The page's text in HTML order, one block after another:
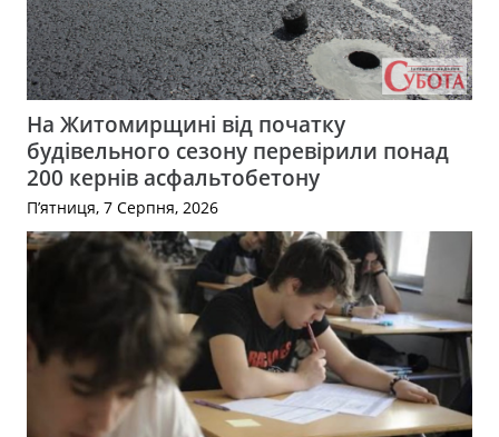
На Житомирщині від початку
будівельного сезону перевірили понад
200 кернів асфальтобетону
П’ятниця, 7 Серпня, 2026